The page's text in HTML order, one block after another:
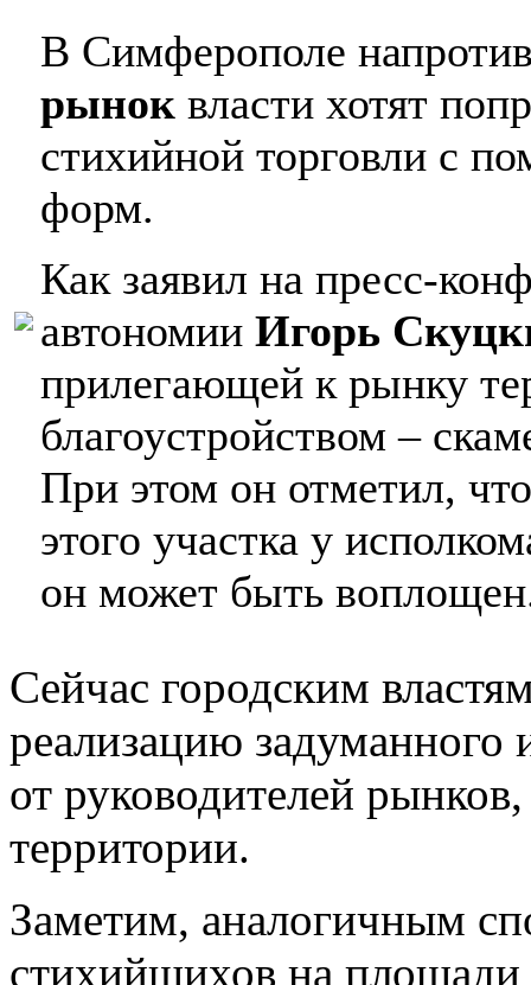
В Симферополе
рынок власти хотят
стихийной торговли с
форм.
Как заявил на пресс-
автономии Игорь
прилегающей к рынку
благоустройством –
При этом он отметил,
этого участка у
он может быть
Сейчас городским
реализацию задуманного
от руководителей
территории.
Заметим, аналогичным
стихийщихов на